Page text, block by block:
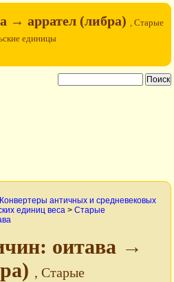
→ аррател (либра) , Старые
единицы
Конвертеры античных и средневековых
единиц веса > Старые
оитава →
, Старые